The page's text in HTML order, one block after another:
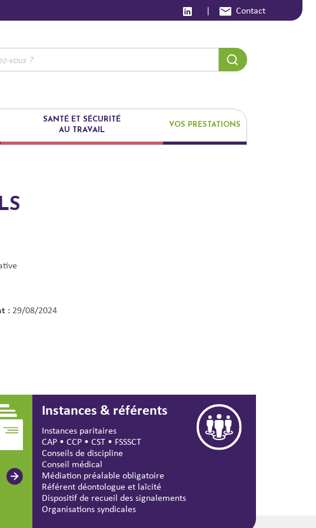
| Contact
SANTÉ ET SÉCURITÉ
AU TRAVAIL
VOS PRESTATIONS
: 29/08/2024
Instances & référents
Instances paritaires
CAP • CCP • CST • FSSSCT
Conseils de discipline
Conseil médical
Médiation préalable obligatoire
Référent déontologue et laïcité
Dispositif de recueil des signalements
Organisations syndicales